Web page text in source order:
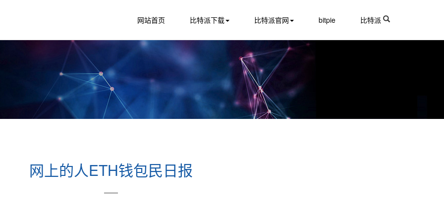
网站首页 比特派下载 比特派官网 bitpie 比特派
网上的人ETH钱包民日报
——